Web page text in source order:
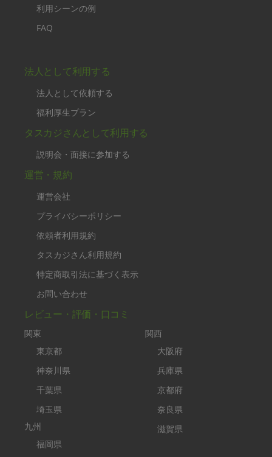
利用シーンの例
FAQ
法人として利用する
法人として依頼する
福利厚生プラン
タスカジさんとして利用する
説明会・面接に参加する
運営・規約
運営会社
プライバシーポリシー
依頼者利用規約
タスカジさん利用規約
特定商取引法に基づく表示
お問い合わせ
レビュー・評価・口コミ
関東
東京都
神奈川県
千葉県
埼玉県
九州
福岡県
関西
大阪府
兵庫県
京都府
奈良県
滋賀県